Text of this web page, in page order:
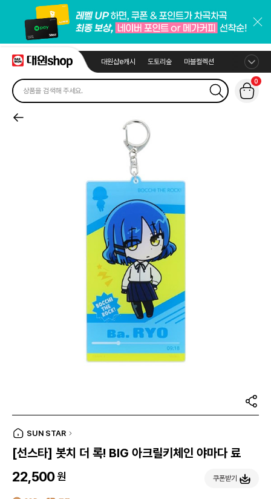
대원샵e캐시 도토리숲 마블컬렉션
0
SUN STAR
[선스타] 봇치 더 록! BIG 아크릴키체인 야마다 료
22,500원 쿠폰받기